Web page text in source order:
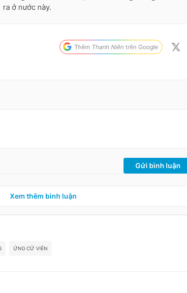
ra ở nước này.
Gửi bình luận
Xem thêm bình luận
ỨNG CỬ VIÊN